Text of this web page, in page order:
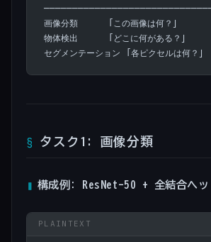
画像分類      「この画像は何？」
物体検出      「どこに何がある？」
セグメンテーション 「各ピクセルは何？
タスク1: 画像分類
構成例: ResNet-50 + 全結合ヘッ